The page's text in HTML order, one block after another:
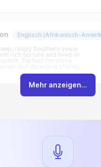
Englisch (Afrikanisch-
raspy Southern voice
rich texture and lived-in
warmth. Perfect for crime
Mehr anzeigen...